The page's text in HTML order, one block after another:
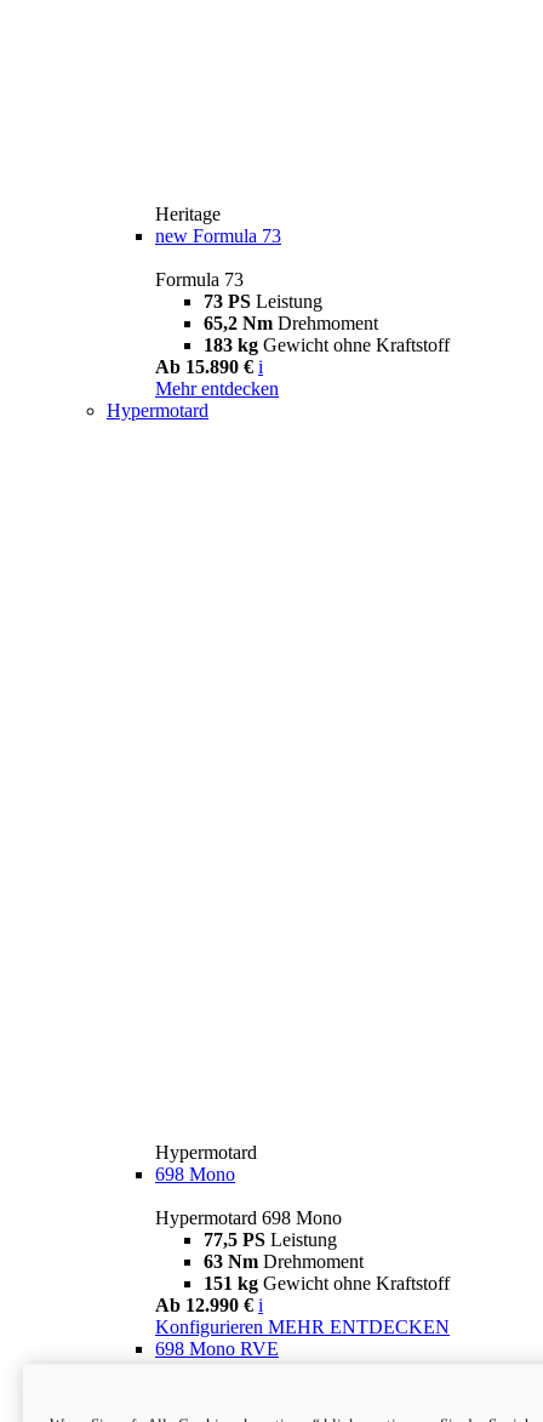
Heritage
new Formula 73
Formula 73
73 PS Leistung
65,2 Nm Drehmoment
183 kg Gewicht ohne Kraftstoff
Ab 15.890 € i
Mehr entdecken
Hypermotard
Hypermotard
698 Mono
Hypermotard 698 Mono
77,5 PS Leistung
63 Nm Drehmoment
151 kg Gewicht ohne Kraftstoff
Ab 12.990 € i
Konfigurieren MEHR ENTDECKEN
698 Mono RVE
77,5 PS
Leistung